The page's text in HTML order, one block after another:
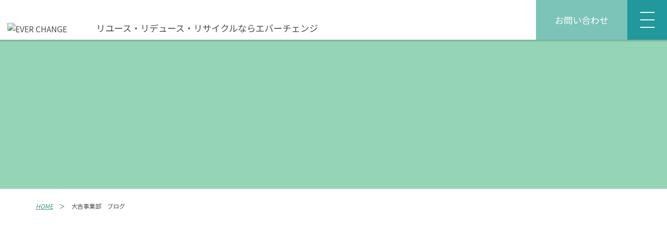
リユース・リデュース・リサイクルならエバーチェンジ
お問い合わせ
HOME 大吉事業部 ブログ